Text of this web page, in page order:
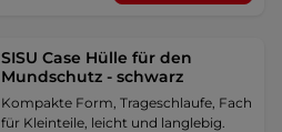
SISU Case Hülle für den
Mundschutz - schwarz
Kompakte Form, Trageschlaufe, Fach
für Kleinteile, leicht und langlebig.